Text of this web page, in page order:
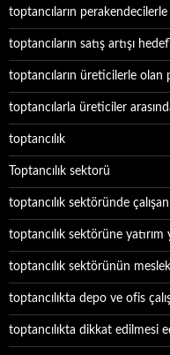
toptancıların
toptancıların satış artışı
toptancıların üreticilerle olan
toptancılarla üreticiler
toptancılık
Toptancılık sektorü
toptancılık sektöründe
toptancılık sektörüne yatırım
toptancılık sektörünün
toptancılıkta depo ve ofis
toptancılıkta dikkat edilmesi